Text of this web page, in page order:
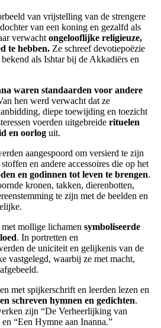
van vrijstelling van de strengere
van een koning en gezalfd als
verwacht ongelooflijke religieuze,
te hebben. Ze schreef devotiepoëzie
als Ishtar bij de Akkadiërs en
waren standaarden voor andere
hen werd verwacht dat ze
diepe toewijding en toezicht
voerden uitgebreide rituelen
en oorlog uit.
aangespoord om versierd te zijn
en andere accessoires die op het
en godinnen tot leven te brengen.
kronen, takken, dierenbotten,
te zijn met de beelden en
mollige lichamen symboliseerde
. In portretten en
de uniciteit en gelijkenis van de
vastgelegd, waarbij ze met macht,
met spijkerschrift en leerden lezen en
schreven hymnen en gedichten.
zijn “De Verheerlijking van
“Een Hymne aan Inanna.”